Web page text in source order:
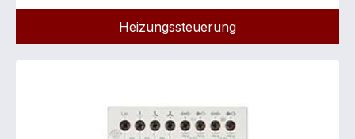
Heizungssteuerung